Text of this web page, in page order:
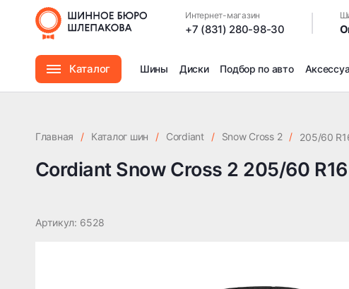
Интернет-магазин
+7 (831) 280-98-30
Каталог Шины Диски Подбор по авто
Cordiant Snow Cross 2 205/60 R16 96T
Главная / Каталог шин / Cordiant / Snow Cross 2 / 205/60
Cordiant Snow Cross 2 205/60
Артикул: 6528